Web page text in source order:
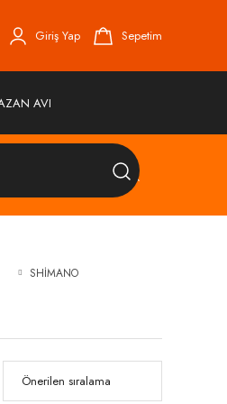
Giriş Yap Sepetim
AVI
ÜRÜN
SHİMANO